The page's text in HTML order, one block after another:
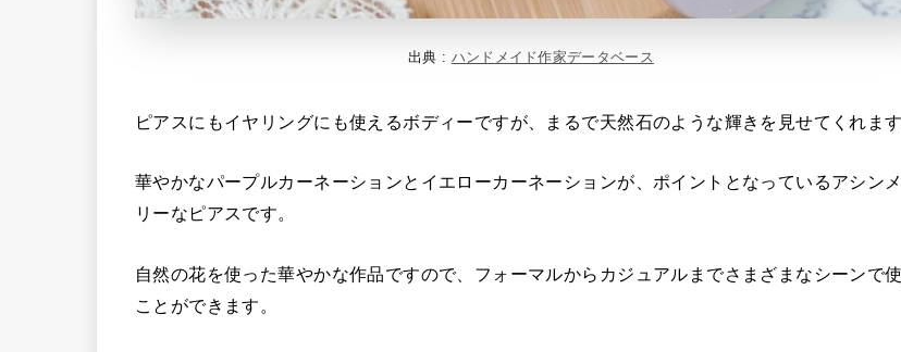
出典 : ハンドメイド作家データベース
ピアスにもイヤリングにも使えるボディーですが、まるで天然石のような輝きを見せてくれます
華やかなパープルカーネーションとイエローカーネーションが、ポイントとなっているアシン
リーなピアスです。
自然の花を使った華やかな作品ですので、フォーマルからカジュアルまでさまざまなシーンで
ことができます。